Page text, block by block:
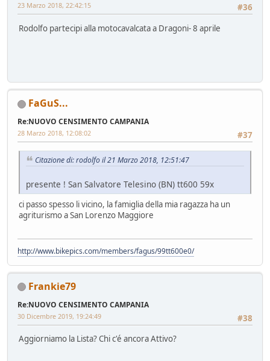
#36
23 Marzo 2018, 22:42:15
Rodolfo partecipi alla motocavalcata a Dragoni- 8 aprile
FaGuS...
Re:NUOVO CENSIMENTO CAMPANIA
#37
28 Marzo 2018, 12:08:02
Citazione di: rodolfo il 21 Marzo 2018, 12:51:47
presente ! San Salvatore Telesino (BN) tt600 59x
ci passo spesso li vicino, la famiglia della mia ragazza ha un
agriturismo a San Lorenzo Maggiore
http://www.bikepics.com/members/fagus/99tt600e0/
Frankie79
Re:NUOVO CENSIMENTO CAMPANIA
#38
30 Dicembre 2019, 19:24:49
Aggiorniamo la Lista? Chi c'é ancora Attivo?